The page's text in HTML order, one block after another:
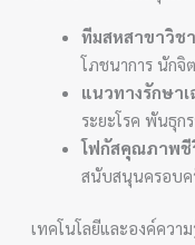
ทีมสหสาขาวิช
โภชนาการ นักจิ
แนวทางรักษา
ระยะโรค พันธุก
โฟกัสคุณภาพชี
สนับสนุนครอบค
เทคโนโลยีและองค์ควา